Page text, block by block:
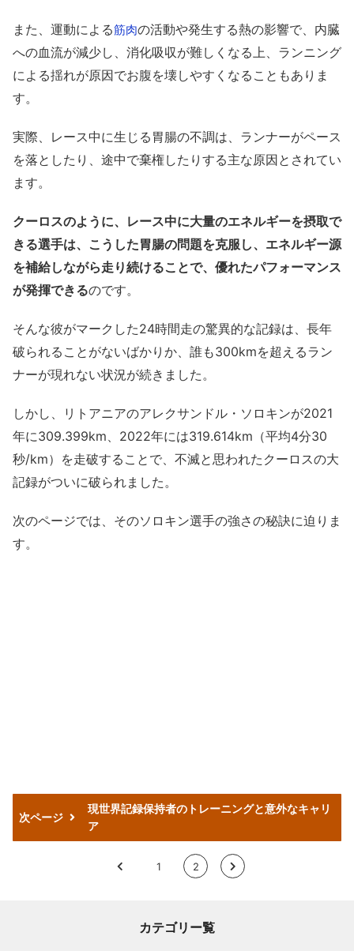
また、運動による筋肉の活動や発生する熱の影響で、内臓
への血流が減少し、消化吸収が難しくなる上、ランニング
による揺れが原因でお腹を壊しやすくなることもありま
す。
実際、レース中に生じる胃腸の不調は、ランナーがペース
を落としたり、途中で棄権したりする主な原因とされてい
ます。
クーロスのように、レース中に大量のエネルギーを摂取で
きる選手は、こうした胃腸の問題を克服し、エネルギー源
を補給しながら走り続けることで、優れたパフォーマンス
が発揮できるのです。
そんな彼がマークした24時間走の驚異的な記録は、長年
破られることがないばかりか、誰も300kmを超えるラン
ナーが現れない状況が続きました。
しかし、リトアニアのアレクサンドル・ソロキンが2021
年に309.399km、2022年には319.614km（平均4分30
秒/km）を走破することで、不滅と思われたクーロスの大
記録がついに破られました。
次のページでは、そのソロキン選手の強さの秘訣に迫りま
す。
次ページ
現世界記録保持者のトレーニングと意外なキャリ
ア
< 1 2 >
カテゴリー覧